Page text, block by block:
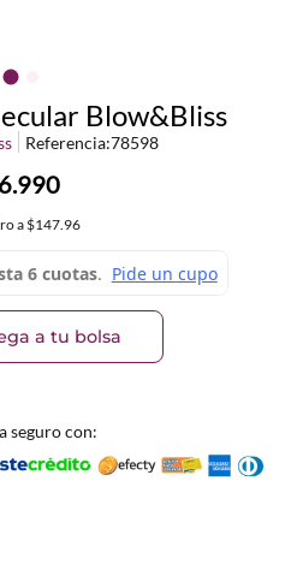
Blow&Bliss
Referencia:78598
.990
a $147.96
a tu bolsa
seguro con: